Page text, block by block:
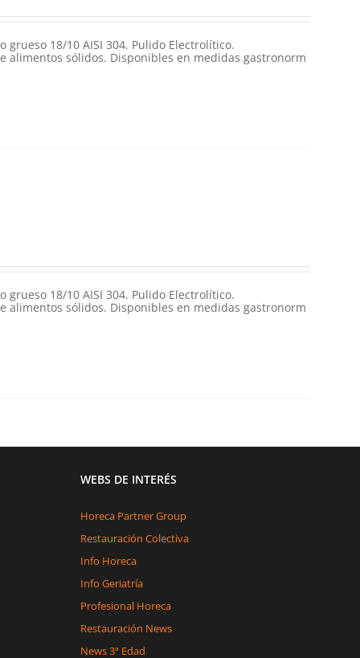
18/10 AISI 304. Pulido Electrolítico.
alimentos sólidos. Disponibles en medidas gastronorm
18/10 AISI 304. Pulido Electrolítico.
alimentos sólidos. Disponibles en medidas gastronorm
WEBS DE INTERÉS
Horeca Partner Group
Restauración Colectiva
Info Horeca
Info Geriatría
Profesional Horeca
Restauración News
News 3ª Edad